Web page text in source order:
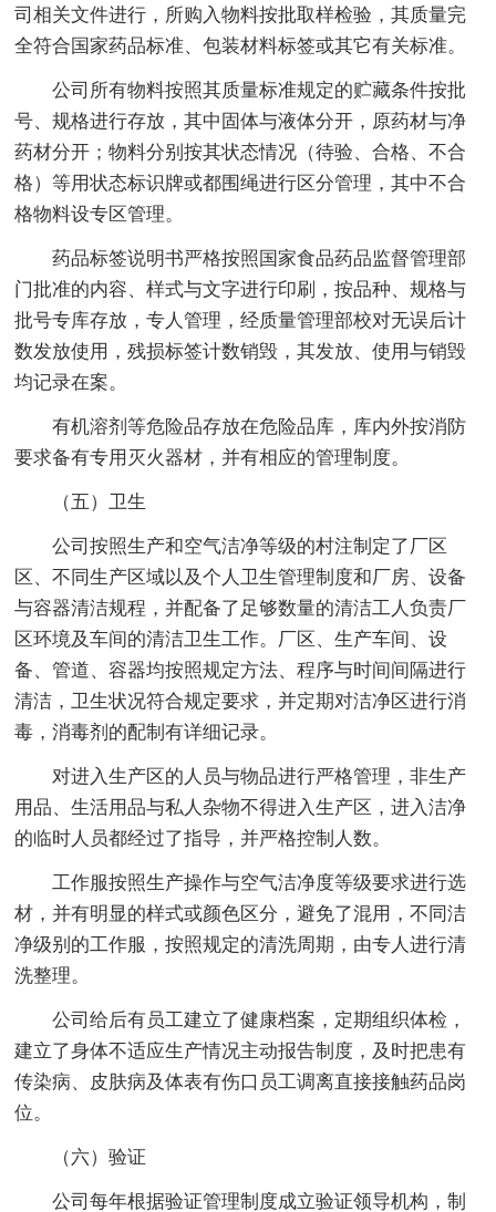
司相关文件进行，所购入物料按批取样检验，其质量完
全符合国家药品标准、包装材料标签或其它有关标准。
公司所有物料按照其质量标准规定的贮藏条件按批
号、规格进行存放，其中固体与液体分开，原药材与净
药材分开；物料分别按其状态情况（待验、合格、不合
格）等用状态标识牌或都围绳进行区分管理，其中不合
格物料设专区管理。
药品标签说明书严格按照国家食品药品监督管理部
门批准的内容、样式与文字进行印刷，按品种、规格与
批号专库存放，专人管理，经质量管理部校对无误后计
数发放使用，残损标签计数销毁，其发放、使用与销毁
均记录在案。
有机溶剂等危险品存放在危险品库，库内外按消防
要求备有专用灭火器材，并有相应的管理制度。
（五）卫生
公司按照生产和空气洁净等级的村注制定了厂区
区、不同生产区域以及个人卫生管理制度和厂房、设备
与容器清洁规程，并配备了足够数量的清洁工人负责厂
区环境及车间的清洁卫生工作。厂区、生产车间、设
备、管道、容器均按照规定方法、程序与时间间隔进行
清洁，卫生状况符合规定要求，并定期对洁净区进行消
毒，消毒剂的配制有详细记录。
对进入生产区的人员与物品进行严格管理，非生产
用品、生活用品与私人杂物不得进入生产区，进入洁净
的临时人员都经过了指导，并严格控制人数。
工作服按照生产操作与空气洁净度等级要求进行选
材，并有明显的样式或颜色区分，避免了混用，不同洁
净级别的工作服，按照规定的清洗周期，由专人进行清
洗整理。
公司给后有员工建立了健康档案，定期组织体检，
建立了身体不适应生产情况主动报告制度，及时把患有
传染病、皮肤病及体表有伤口员工调离直接接触药品岗
位。
（六）验证
公司每年根据验证管理制度成立验证领导机构，制